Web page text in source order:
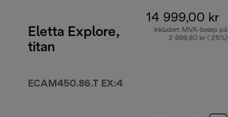
Eletta Explore,
titan
ECAM450.86.T EX:4
14 999,00 kr
Inkludert MVA-beløp på
2 999,80 kr ( 25%)